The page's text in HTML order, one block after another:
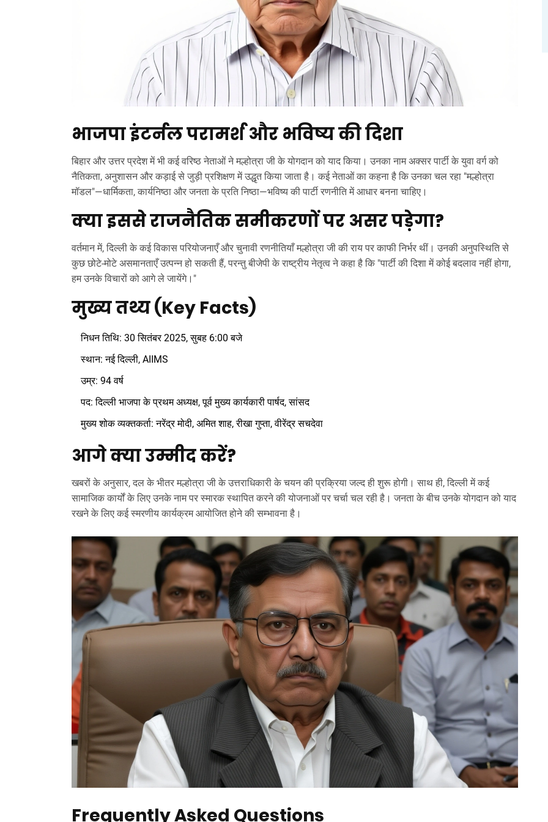
भाजपा इंटर्नल परामर्श और भविष्य की दिशा
बिहार और उत्तर प्रदेश में भी कई वरिष्ठ नेताओं ने मल्होत्रा जी के योगदान को याद किया। उनका नाम अक्सर पार्टी के युवा वर्ग को
नैतिकता, अनुशासन और कड़ाई से जुड़ी प्रशिक्षण में उद्धृत किया जाता है। कई नेताओं का कहना है कि उनका चल रहा "मल्होत्रा
मॉडल"—धार्मिकता, कार्यनिष्ठा और जनता के प्रति निष्ठा—भविष्य की पार्टी रणनीति में आधार बनना चाहिए।
क्या इससे राजनैतिक समीकरणों पर असर पड़ेगा?
वर्तमान में, दिल्ली के कई विकास परियोजनाएँ और चुनावी रणनीतियाँ मल्होत्रा जी की राय पर काफी निर्भर थीं। उनकी अनुपस्थिति से
कुछ छोटे‑मोटे असमानताएँ उत्पन्न हो सकती हैं, परन्तु बीजेपी के राष्ट्रीय नेतृत्व ने कहा है कि "पार्टी की दिशा में कोई बदलाव नहीं होगा,
हम उनके विचारों को आगे ले जायेंगे।"
मुख्य तथ्य (Key Facts)
निधन तिथि: 30 सितंबर 2025, सुबह 6:00 बजे
स्थान:नई दिल्ली, AIIMS
उम्र: 94 वर्ष
पद: दिल्ली भाजपा के प्रथम अध्यक्ष, पूर्व मुख्य कार्यकारी पार्षद, सांसद
मुख्य शोक व्यक्तकर्ता: नरेंद्र मोदी, अमित शाह, रीखा गुप्ता, वीरेंद्र सचदेवा
आगे क्या उम्मीद करें?
खबरों के अनुसार, दल के भीतर मल्होत्रा जी के उत्तराधिकारी के चयन की प्रक्रिया जल्द ही शुरू होगी। साथ ही, दिल्ली में कई
सामाजिक कार्यों के लिए उनके नाम पर स्मारक स्थापित करने की योजनाओं पर चर्चा चल रही है। जनता के बीच उनके योगदान को याद
रखने के लिए कई स्मरणीय कार्यक्रम आयोजित होने की सम्भावना है।
Frequently Asked Questions